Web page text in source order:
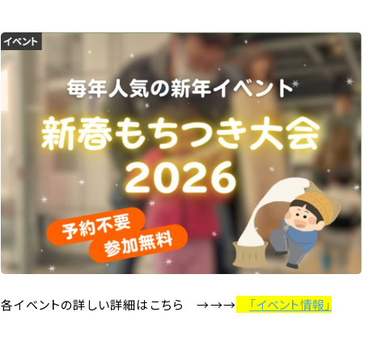
各イベントの詳しい詳細はこちら →→→ 「イベント情報」